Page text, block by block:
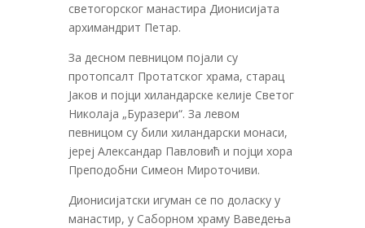
светогорског манастира Дионисијата
архимандрит Петар.
За десном певницом појали су
протопсалт Протатског храма, старац
Јаков и појци хиландарске келије Светог
Николаја „Буразери“. За левом
певницом су били хиландарски монаси,
јереј Александар Павловић и појци хора
Преподобни Симеон Мироточиви.
Дионисијатски игуман се по доласку у
манастир, у Саборном храму Ваведења